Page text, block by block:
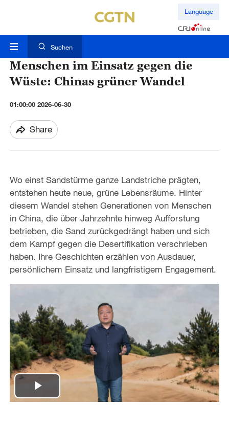
Language
Suchen
Menschen im Einsatz gegen die
Wüste: Chinas grüner Wandel
01:00:00 2026-06-30
Share
Wo einst Sandstürme ganze Landstriche prägten,
entstehen heute neue, grüne Lebensräume. Hinter
diesem Wandel stehen Generationen von Menschen
in China, die über Jahrzehnte hinweg Aufforstung
betrieben, die Sand zurückgedrängt haben und sich
dem Kampf gegen die Desertifikation verschrieben
haben. Ihre Geschichten erzählen von Ausdauer,
persönlichem Einsatz und langfristigem Engagement.
P